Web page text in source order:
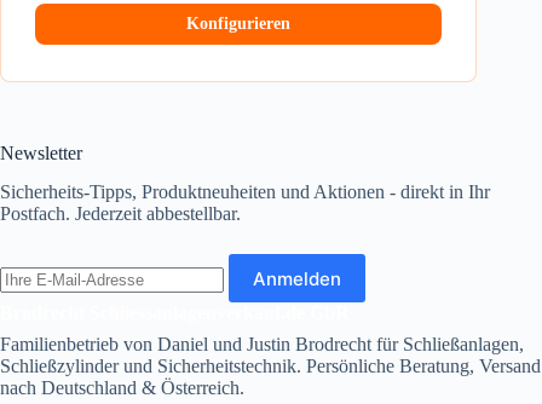
Konfigurieren
Newsletter
Sicherheits-Tipps, Produktneuheiten und Aktionen - direkt in Ihr
Postfach. Jederzeit abbestellbar.
E-
Mail-
Anmelden
Familienbetrieb von Daniel und Justin Brodrecht für Schließanlagen,
Schließzylinder und Sicherheitstechnik. Persönliche Beratung, Versand
nach Deutschland & Österreich.